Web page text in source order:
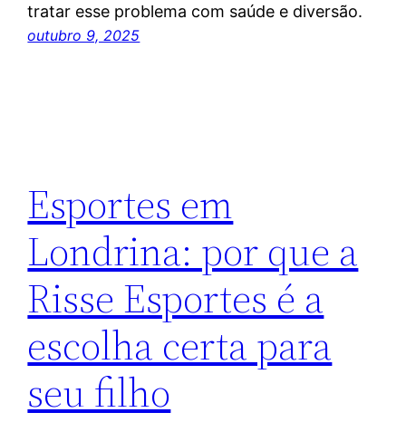
tratar esse problema com saúde e diversão.
outubro 9, 2025
Esportes em
Londrina: por que a
Risse Esportes é a
escolha certa para
seu filho